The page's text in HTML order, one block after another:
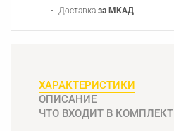
Доставказа МКАД
ХАРАКТЕРИСТИКИ
ОПИСАНИЕ
ЧТО ВХОДИТ В КОМПЛЕКТ